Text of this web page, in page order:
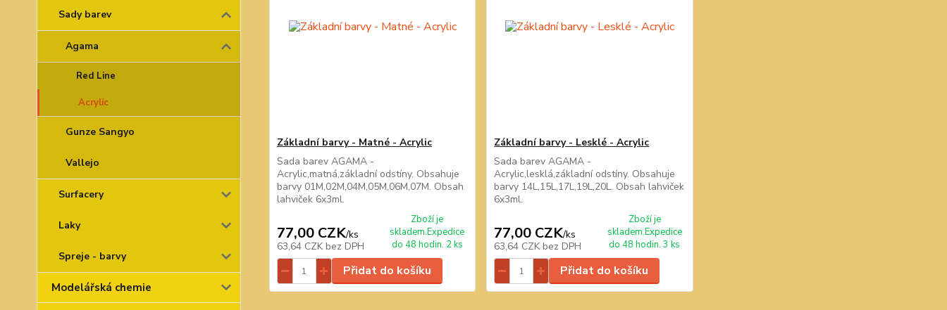
Sady barev
Agama
Red Line
Acrylic
Gunze Sangyo
Vallejo
Surfacery
Laky
Spreje - barvy
Modelářská chemie
Základní barvy - Matné - Acrylic
Sada barev AGAMA -
Acrylic,matná,základní odstíny. Obsahuje
barvy 01M,02M,04M,05M,06M,07M. Obsah
lahviček 6x3ml.
77,00 CZK/ks
63,64 CZK bez DPH
Zboží je
skladem.Expedice
do 48 hodin. 2 ks
Přidat do košíku
Základní barvy - Lesklé - Acrylic
Sada barev AGAMA -
Acrylic,lesklá,základní odstíny. Obsahuje
barvy 14L,15L,17L,19L,20L. Obsah lahviček
6x3ml.
77,00 CZK/ks
63,64 CZK bez DPH
Zboží je
skladem.Expedice
do 48 hodin. 3 ks
Přidat do košíku